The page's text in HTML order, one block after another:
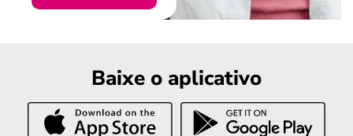
Baixe o aplicativo